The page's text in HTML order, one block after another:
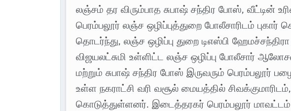
லஞ்சம் தர விரும்பாத சுபாஷ் சந்திர போஸ், வீட்டின்
பெரம்பலூர் லஞ்ச ஒழிப்புத்துறை போலீசாரிடம்
தொடர்ந்து, லஞ்ச ஒழிப்பு துறை டிஎஸ்பி
விஜயலட்சுமி உள்ளிட்ட லஞ்ச ஒழிப்பு போலீசார்
மற்றும் சுபாஷ் சந்திர போஸ் இருவரும் பெரம்பலூர்
உள்ள நகராட்சி வரி வசூல் மையத்தில்
கொடுத்துள்ளனர். இடைத்தரகர் பெரம்பலூர் மாவட்டம்